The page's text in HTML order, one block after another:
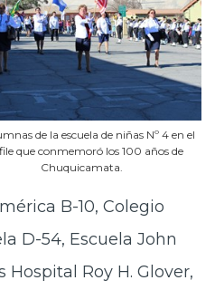
de la escuela de niñas Nº 4 en el
que conmemoró los 100 años de
Chuquicamata.
B-10, Colegio
D-54, Escuela John
Roy H. Glover,